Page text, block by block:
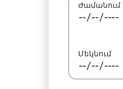
Ժամանում
Մեկնում